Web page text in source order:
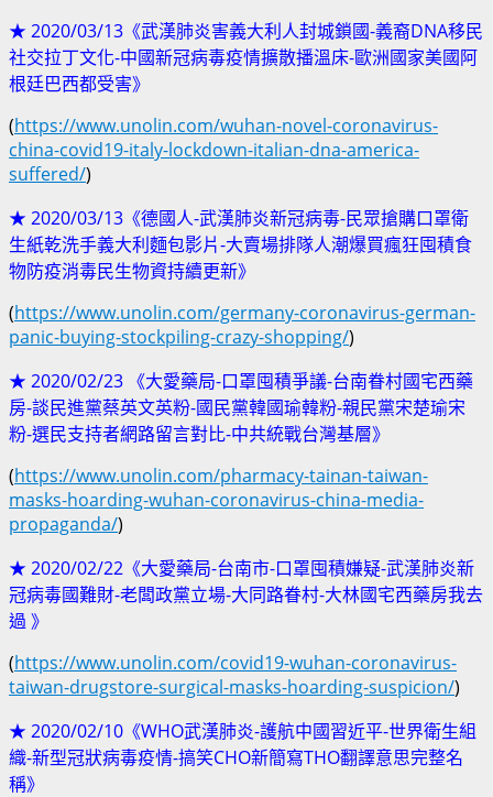
★ 2020/03/13《武漢肺炎害義大利人封城鎖國-義裔DNA移民
社交拉丁文化-中國新冠病毒疫情擴散播溫床-歐洲國家美國阿
根廷巴西都受害》
(https://www.unolin.com/wuhan-novel-coronavirus-
china-covid19-italy-lockdown-italian-dna-america-
suffered/)
★ 2020/03/13《德國人-武漢肺炎新冠病毒-民眾搶購口罩衛
生紙乾洗手義大利麵包影片-大賣場排隊人潮爆買瘋狂囤積食
物防疫消毒民生物資持續更新》
(https://www.unolin.com/germany-coronavirus-german-
panic-buying-stockpiling-crazy-shopping/)
★ 2020/02/23 《大愛藥局-口罩囤積爭議-台南眷村國宅西藥
房-談民進黨蔡英文英粉-國民黨韓國瑜韓粉-親民黨宋楚瑜宋
粉-選民支持者網路留言對比-中共統戰台灣基層》
(https://www.unolin.com/pharmacy-tainan-taiwan-
masks-hoarding-wuhan-coronavirus-china-media-
propaganda/)
★ 2020/02/22《大愛藥局-台南市-口罩囤積嫌疑-武漢肺炎新
冠病毒國難財-老闆政黨立場-大同路眷村-大林國宅西藥房我去
過 》
(https://www.unolin.com/covid19-wuhan-coronavirus-
taiwan-drugstore-surgical-masks-hoarding-suspicion/)
★ 2020/02/10《WHO武漢肺炎-護航中國習近平-世界衛生組
織-新型冠狀病毒疫情-搞笑CHO新簡寫THO翻譯意思完整名
稱》